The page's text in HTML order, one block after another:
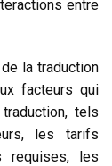
entre
la traduction
facteurs qui
tels
les tarifs
requises, les